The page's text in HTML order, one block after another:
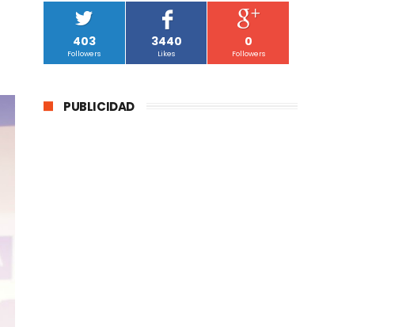
403
Followers
3440
Likes
0
Followers
PUBLICIDAD